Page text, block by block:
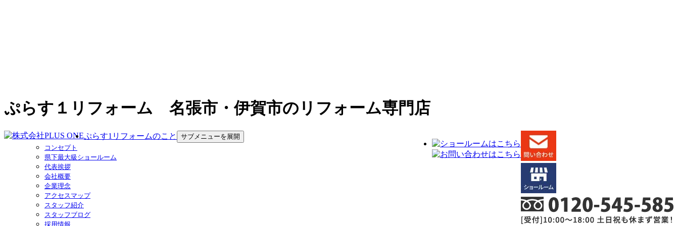
ぷらす１リフォーム 名張市・伊賀市のリフォーム専門店
ぷらす1リフォームのこと
サブメニューを展開
コンセプト
県下最大級ショールーム
代表挨拶
会社概要
企業理念
アクセスマップ
スタッフ紹介
スタッフブログ
採用情報